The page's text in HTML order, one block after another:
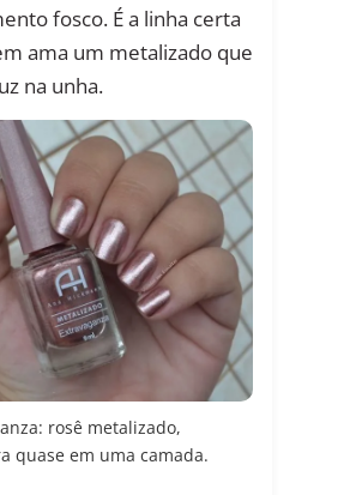
fosco. É a linha certa
ama um metalizado que
na unha.
rosê metalizado,
quase em uma camada.